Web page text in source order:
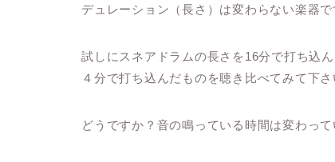
デュレーション（長さ）は変わらない楽器で
試しにスネアドラムの長さを16分で打ち込ん
４分で打ち込んだものを聴き比べてみて下さ
どうですか？音の鳴っている時間は変わって